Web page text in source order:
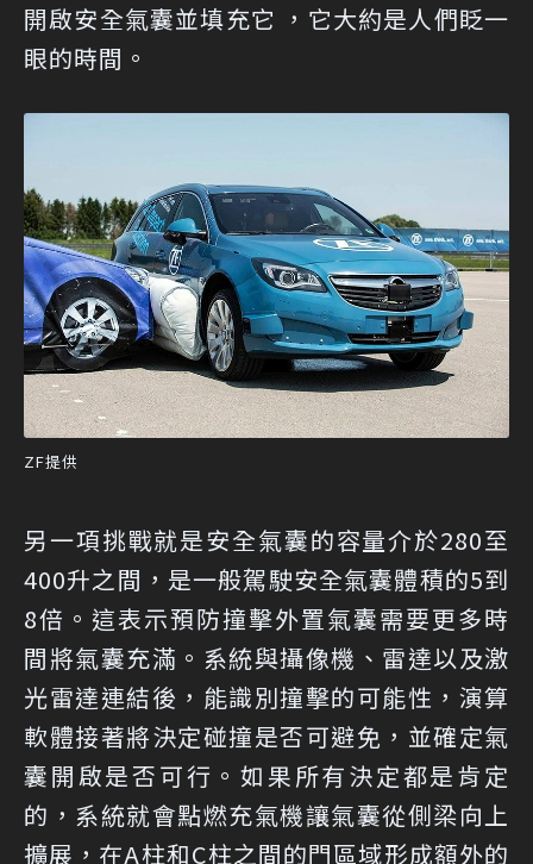
開啟安全氣囊並填充它 ，它大約是人們眨一
眼的時間。
ZF提供
另一項挑戰就是安全氣囊的容量介於280至
400升之間，是一般駕駛安全氣囊體積的5到
8倍。這表示預防撞擊外置氣囊需要更多時
間將氣囊充滿。系統與攝像機、雷達以及激
光雷達連結後，能識別撞擊的可能性，演算
軟體接著將決定碰撞是否可避免，並確定氣
囊開啟是否可行。如果所有決定都是肯定
的，系統就會點燃充氣機讓氣囊從側梁向上
擴展，在A柱和C柱之間的門區域形成額外的